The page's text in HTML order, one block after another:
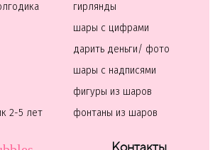
2-5 лет
гирлянды
шары с цифрами
дарить деньги/ фото
шары с надписями
фигуры из шаров
фонтаны из шаров
Контакты